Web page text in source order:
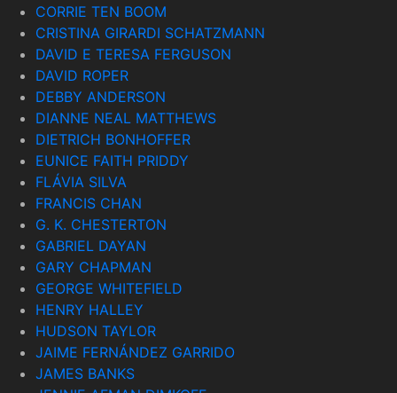
CORRIE TEN BOOM
CRISTINA GIRARDI SCHATZMANN
DAVID E TERESA FERGUSON
DAVID ROPER
DEBBY ANDERSON
DIANNE NEAL MATTHEWS
DIETRICH BONHOFFER
EUNICE FAITH PRIDDY
FLÁVIA SILVA
FRANCIS CHAN
G. K. CHESTERTON
GABRIEL DAYAN
GARY CHAPMAN
GEORGE WHITEFIELD
HENRY HALLEY
HUDSON TAYLOR
JAIME FERNÁNDEZ GARRIDO
JAMES BANKS